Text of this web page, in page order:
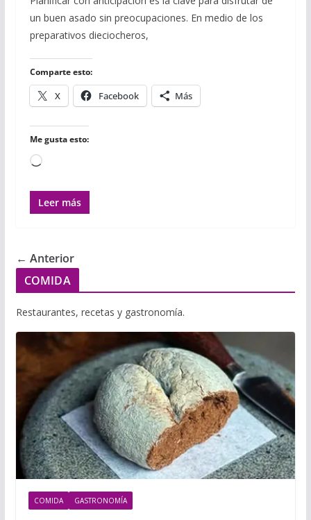
e
b
o
t
t
e
b
l
r
t
s
i
l
i
l
p
a
un buen asado sin preocupaciones. En medio de los
preparativos dieciocheros,
Comparte esto:
X Facebook Más
Me gusta esto:
Cargando...
Leer más
← Anterior
COMIDA
Restaurantes, recetas y gastronomía.
COMIDA GASTRONOMÍA